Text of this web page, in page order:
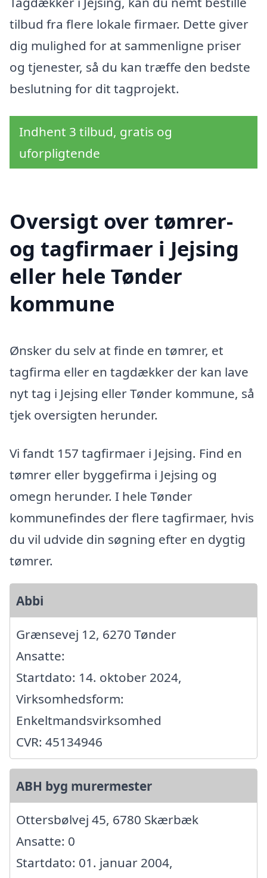
tilbud fra flere lokale firmaer. Dette giver
dig mulighed for at sammenligne priser
og tjenester, så du kan træffe den bedste
beslutning for dit tagprojekt.
Indhent 3 tilbud, gratis og
uforpligtende
Oversigt over tømrer-
og tagfirmaer i Jejsing
eller hele Tønder
kommune
Ønsker du selv at finde en tømrer, et
tagfirma eller en tagdækker der kan lave
nyt tag i Jejsing eller Tønder kommune, så
tjek oversigten herunder.
Vi fandt 157 tagfirmaer i Jejsing. Find en
tømrer eller byggefirma i Jejsing og
omegn herunder. I hele Tønder
kommunefindes der flere tagfirmaer, hvis
du vil udvide din søgning efter en dygtig
tømrer.
Abbi
Grænsevej 12, 6270 Tønder
Ansatte:
Startdato: 14. oktober 2024,
Virksomhedsform:
Enkeltmandsvirksomhed
CVR: 45134946
ABH byg murermester
Ottersbølvej 45, 6780 Skærbæk
Ansatte: 0
Startdato: 01. januar 2004,